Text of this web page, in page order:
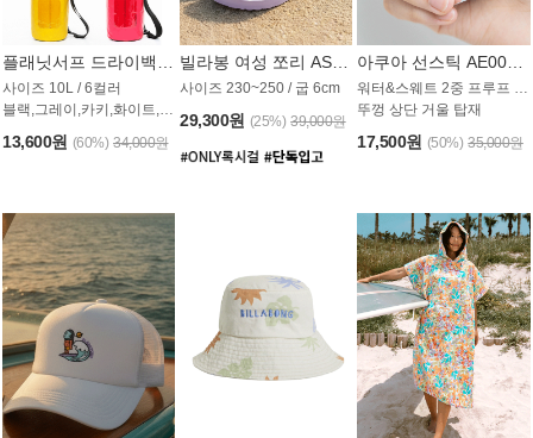
사이즈 10L / 6컬러
블랙,그레이,카키,화이트,옐로우,핑크
13,600원 (60%) 34,000원
사이즈 230~250 / 굽 6cm
29,300원 (25%) 39,000원
워터&스웨트 2중 프루프 / SPF 50+
뚜껑 상단 거울 탑재
17,500원 (50%) 35,000원